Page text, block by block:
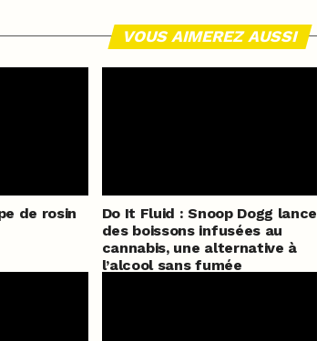
VOUS AIMEREZ AUSSI
de rosin
Do It Fluid : Snoop Dogg lance
des boissons infusées au
cannabis, une alternative à
l’alcool sans fumée